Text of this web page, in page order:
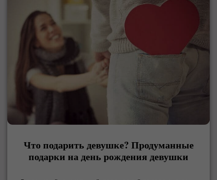
Что подарить девушке? Продуманные
подарки на день рождения девушки